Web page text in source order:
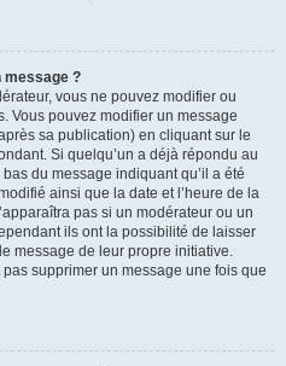
message ?
vous ne pouvez modifier ou
Vous pouvez modifier un message
sa publication) en cliquant sur le
Si quelqu’un a déjà répondu au
du message indiquant qu’il a été
ainsi que la date et l’heure de la
pas si un modérateur ou un
ils ont la possibilité de laisser
message de leur propre initiative.
supprimer un message une fois que